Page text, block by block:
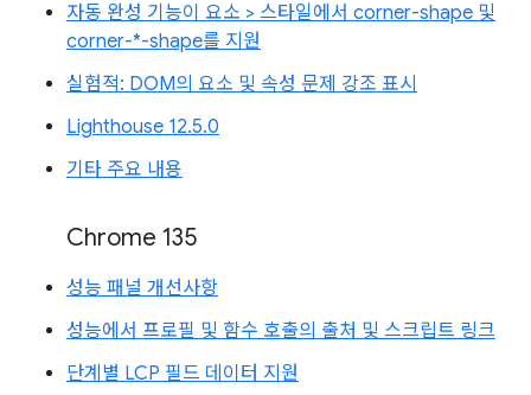
자동 완성 기능이 요소 > 스타일에서 corner-shape 및
corner-*-shape를 지원
실험적: DOM의 요소 및 속성 문제 강조 표시
Lighthouse 12.5.0
기타 주요 내용
Chrome 135
성능 패널 개선사항
성능에서 프로필 및 함수 호출의 출처 및 스크립트 링크
단계별 LCP 필드 데이터 지원